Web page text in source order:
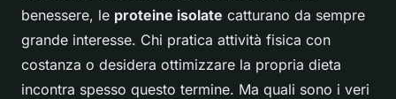
benessere, le proteine isolate catturano da sempre
grande interesse. Chi pratica attività fisica con
costanza o desidera ottimizzare la propria dieta
incontra spesso questo termine. Ma quali sono i veri